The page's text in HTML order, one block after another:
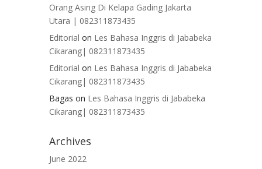
Orang Asing Di Kelapa Gading Jakarta
Utara | 082311873435
Editorial on Les Bahasa Inggris di Jababeka
Cikarang| 082311873435
Editorial on Les Bahasa Inggris di Jababeka
Cikarang| 082311873435
Bagas on Les Bahasa Inggris di Jababeka
Cikarang| 082311873435
Archives
June 2022